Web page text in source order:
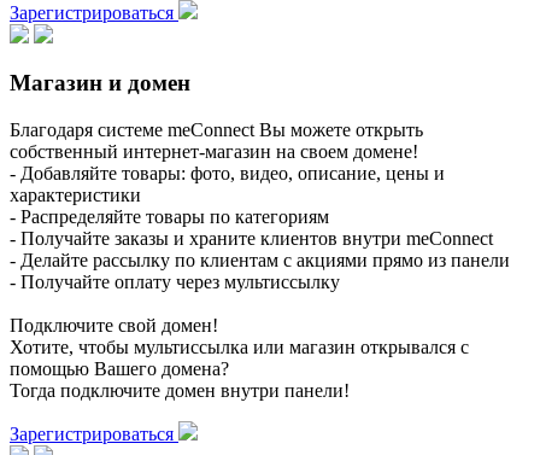
Зарегистрироваться
Магазин и домен
Благодаря системе meConnect Вы можете открыть
собственный интернет-магазин на своем домене!
- Добавляйте товары: фото, видео, описание, цены и
характеристики
- Распределяйте товары по категориям
- Получайте заказы и храните клиентов внутри meConnect
- Делайте рассылку по клиентам с акциями прямо из панели
- Получайте оплату через мультиссылку
Подключите свой домен!
Хотите, чтобы мультиссылка или магазин открывался с
помощью Вашего домена?
Тогда подключите домен внутри панели!
Зарегистрироваться